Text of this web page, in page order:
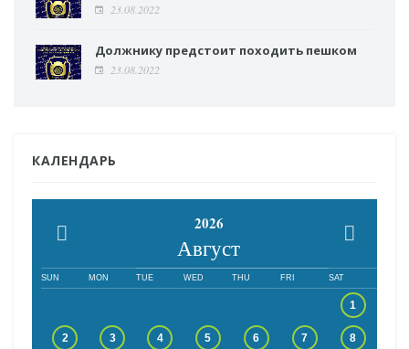
23.08.2022
Должнику предстоит походить пешком
23.08.2022
КАЛЕНДАРЬ
2026
Август
SUN MON TUE WED THU FRI SAT
1
2 3 4 5 6 7 8